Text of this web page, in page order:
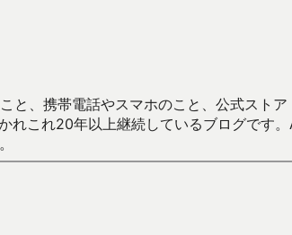
と、携帯電話やスマホのこと、公式スト
れこれ20年以上継続しているブログで